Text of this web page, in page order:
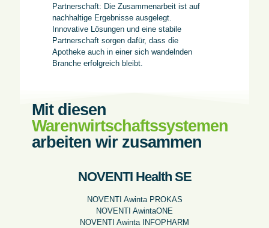
Partnerschaft: Die Zusammenarbeit ist auf
nachhaltige Ergebnisse ausgelegt.
Innovative Lösungen und eine stabile
Partnerschaft sorgen dafür, dass die
Apotheke auch in einer sich wandelnden
Branche erfolgreich bleibt.
Mit diesen
Warenwirtschaftssystemen
arbeiten wir zusammen
NOVENTI Health SE
NOVENTI Awinta PROKAS
NOVENTI AwintaONE
NOVENTI Awinta INFOPHARM